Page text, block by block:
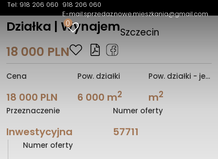
Tel: 918 206 060 918 206 060
E-mail:sprzedaz.nowe.mieszkania@gmail.com
0
Działka | WynajemSzczecin
18 000 PLN
Cena
18 000 PLN
Pow. działki
6 000 m2
Pow. działki - jednostka
m2
Przeznaczenie
Inwestycyjna
Numer oferty
57711
Numer oferty